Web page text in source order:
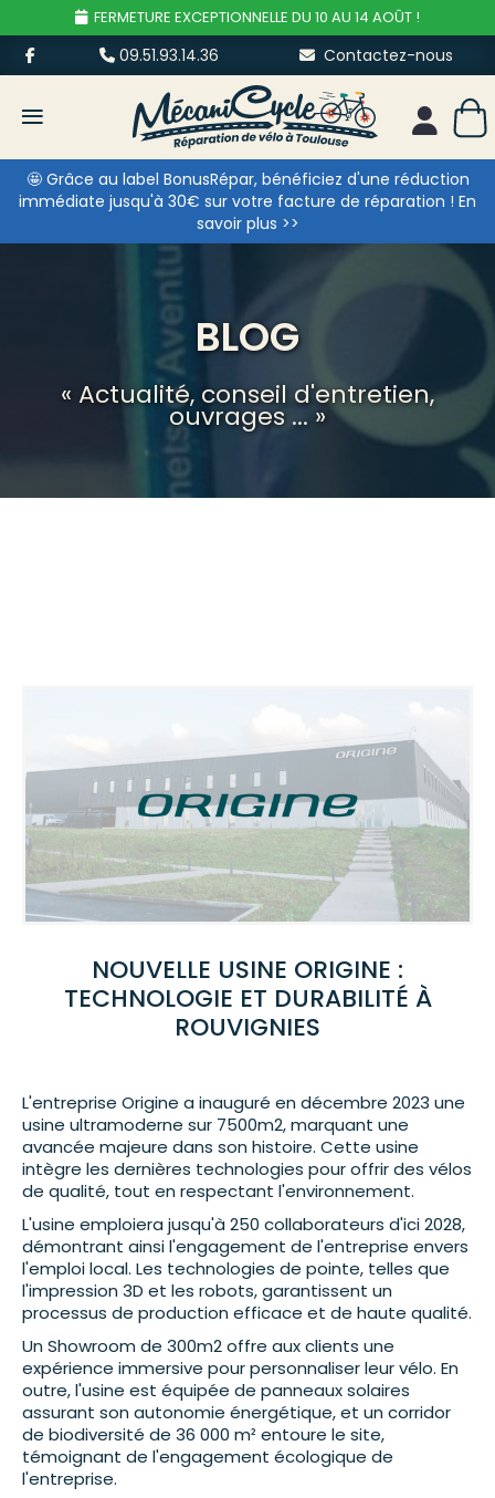
FERMETURE EXCEPTIONNELLE DU 10 AU 14 AOÛT !
09.51.93.14.36 Contactez-nous
≡ Mon
🤩 Grâce au label BonusRépar, bénéficiez d'une réduction
immédiate jusqu'à 30€ sur votre facture de réparation ! En
savoir plus >>
BLOG
« Actualité, conseil d'entretien,
ouvrages ... »
NOUVELLE USINE ORIGINE :
TECHNOLOGIE ET DURABILITÉ À
ROUVIGNIES
L'entreprise Origine a inauguré en décembre 2023 une
usine ultramoderne sur 7500m2, marquant une
avancée majeure dans son histoire. Cette usine
intègre les dernières technologies pour offrir des vélos
de qualité, tout en respectant l'environnement.
L'usine emploiera jusqu'à 250 collaborateurs d'ici 2028,
démontrant ainsi l'engagement de l'entreprise envers
l'emploi local. Les technologies de pointe, telles que
l'impression 3D et les robots, garantissent un
processus de production efficace et de haute qualité.
Un Showroom de 300m2 offre aux clients une
expérience immersive pour personnaliser leur vélo. En
outre, l'usine est équipée de panneaux solaires
assurant son autonomie énergétique, et un corridor
de biodiversité de 36 000 m² entoure le site,
témoignant de l'engagement écologique de
l'entreprise.